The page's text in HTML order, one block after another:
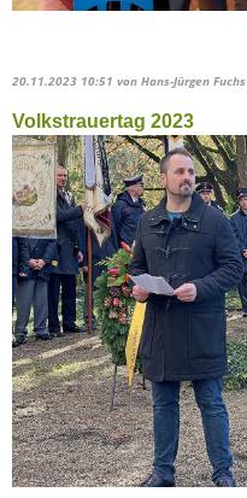
20.11.2023 10:51 von Hans-Jürgen Fuchs
Volkstrauertag 2023